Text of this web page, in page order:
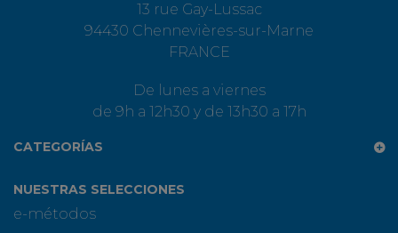
13 rue Gay-Lussac
94430 Chennevières-sur-Marne
FRANCE
De lunes a viernes
de 9h a 12h30 y de 13h30 a 17h
CATEGORÍAS
NUESTRAS SELECCIONES
e-métodos